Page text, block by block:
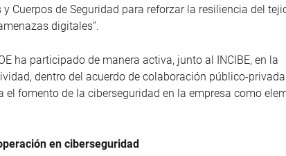
y Cuerpos de Seguridad para reforzar la resiliencia del
digitales”.
ha participado de manera activa, junto al INCIBE, en la
dentro del acuerdo de colaboración público-
fomento de la ciberseguridad en la empresa como
en ciberseguridad